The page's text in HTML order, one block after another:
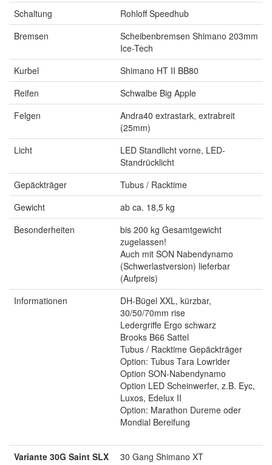
Schaltung
Rohloff Speedhub
Bremsen
Scheibenbremsen Shimano 203mm
Ice-Tech
Kurbel
Shimano HT II BB80
Reifen
Schwalbe Big Apple
Felgen
Andra40 extrastark, extrabreit
(25mm)
Licht
LED Standlicht vorne, LED-
Standrücklicht
Gepäckträger
Tubus / Racktime
Gewicht
ab ca. 18,5 kg
Besonderheiten
bis 200 kg Gesamtgewicht
zugelassen!
Auch mit SON Nabendynamo
(Schwerlastversion) lieferbar
(Aufpreis)
Informationen
DH-Bügel XXL, kürzbar,
30/50/70mm rise
Ledergriffe Ergo schwarz
Brooks B66 Sattel
Tubus / Racktime Gepäckträger
Option: Tubus Tara Lowrider
Option SON-Nabendynamo
Option LED Scheinwerfer, z.B. Eyc,
Luxos, Edelux II
Option: Marathon Dureme oder
Mondial Bereifung
Variante 30G Saint SLX
30 Gang Shimano XT